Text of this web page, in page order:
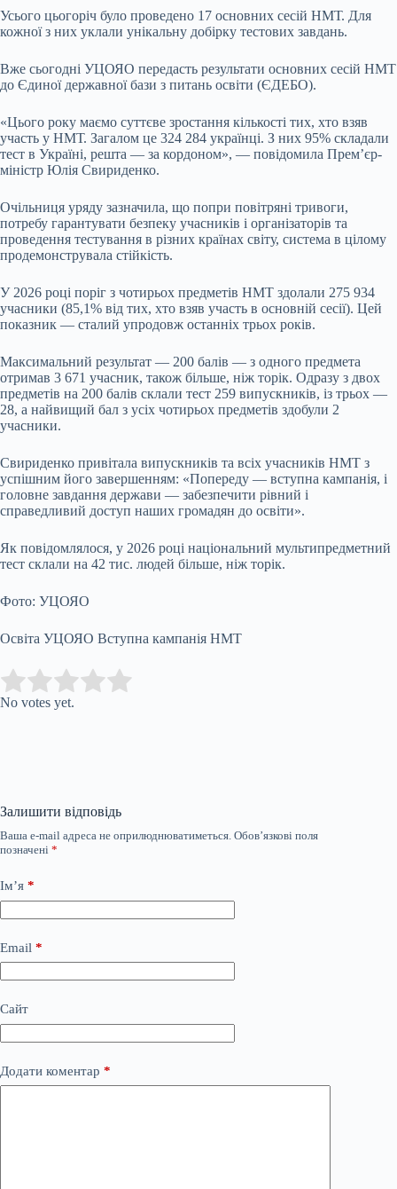
Усього цьогоріч було проведено 17 основних сесій НМТ. Для
кожної з них уклали унікальну добірку тестових завдань.
Вже сьогодні УЦОЯО передасть результати основних сесій НМТ
до Єдиної державної бази з питань освіти (ЄДЕБО).
«Цього року маємо суттєве зростання кількості тих, хто взяв
участь у НМТ. Загалом це 324 284 українці. З них 95% складали
тест в Україні, решта — за кордоном», — повідомила Прем’єр-
міністр Юлія Свириденко.
Очільниця уряду зазначила, що попри повітряні тривоги,
потребу гарантувати безпеку учасників і організаторів та
проведення тестування в різних країнах світу, система в цілому
продемонструвала стійкість.
У 2026 році поріг з чотирьох предметів НМТ здолали 275 934
учасники (85,1% від тих, хто взяв участь в основній сесії). Цей
показник — сталий упродовж останніх трьох років.
Максимальний результат — 200 балів — з одного предмета
отримав 3 671 учасник, також більше, ніж торік. Одразу з двох
предметів на 200 балів склали тест 259 випускників, із трьох —
28, а найвищий бал з усіх чотирьох предметів здобули 2
учасники.
Свириденко привітала випускників та всіх учасників НМТ з
успішним його завершенням: «Попереду — вступна кампанія, і
головне завдання держави — забезпечити рівний і
справедливий доступ наших громадян до освіти».
Як повідомлялося, у 2026 році національний мультипредметний
тест склали на 42 тис. людей більше, ніж торік.
Фото: УЦОЯО
Освіта УЦОЯО Вступна кампанія НМТ
Rate this item:
No votes yet.
Залишити відповідь
Ваша e-mail адреса не оприлюднюватиметься. Обов’язкові поля
позначені *
Ім’я *
Email *
Сайт
Додати коментар *